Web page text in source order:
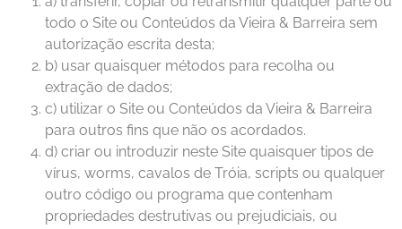
todo o Site ou Conteúdos da Vieira & Barreira sem
autorização escrita desta;
b) usar quaisquer métodos para recolha ou
extração de dados;
c) utilizar o Site ou Conteúdos da Vieira & Barreira
para outros fins que não os acordados.
d) criar ou introduzir neste Site quaisquer tipos de
vírus, worms, cavalos de Tróia, scripts ou qualquer
outro código ou programa que contenham
propriedades destrutivas ou prejudiciais, ou